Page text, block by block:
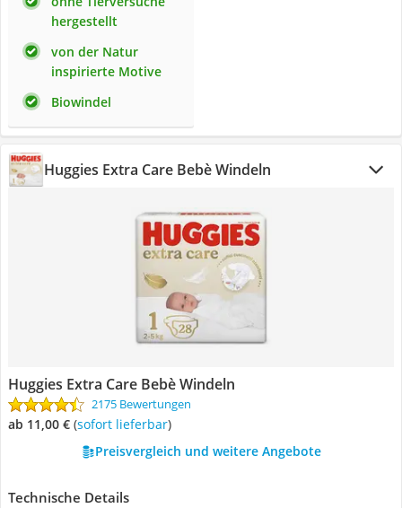
hergestellt
von der Natur
inspirierte Motive
Biowindel
Huggies Extra Care Bebè Windeln
Huggies Extra Care Bebè Windeln
2175 Bewertungen
ab 11,00 € ( Sofort lieferbar)
Preisvergleich und weitere Angebote
Technische Details